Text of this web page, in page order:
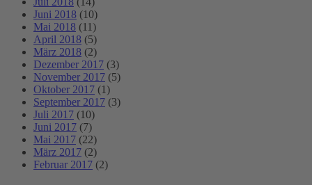
Juni 2018 (10)
Mai 2018 (11)
April 2018 (5)
März 2018 (2)
Dezember 2017 (3)
November 2017 (5)
Oktober 2017 (1)
September 2017 (3)
Juli 2017 (10)
Juni 2017 (7)
Mai 2017 (22)
März 2017 (2)
Februar 2017 (2)